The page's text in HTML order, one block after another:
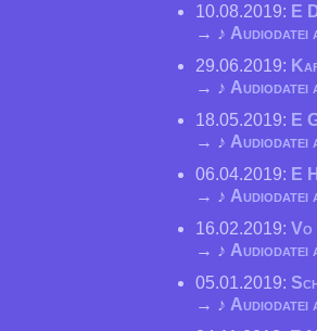
10.08.2019: E
→ ♪ Audiodatei
29.06.2019:
→ ♪ Audiodatei
18.05.2019: E
→ ♪ Audiodatei
06.04.2019: E
→ ♪ Audiodatei
16.02.2019: Vo
→ ♪ Audiodatei
05.01.2019:
→ ♪ Audiodatei